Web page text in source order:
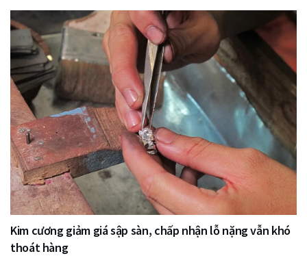
Kim cương giảm giá sập sàn, chấp nhận lỗ nặng vẫn khó
thoát hàng